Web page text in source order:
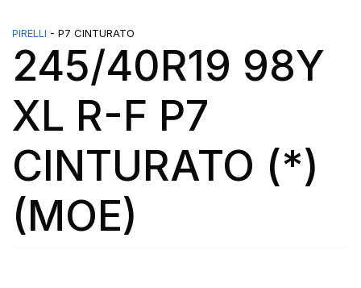
PIRELLI - P7 CINTURATO
245/40R19 98Y
XL R-F P7
CINTURATO (*)
(MOE)